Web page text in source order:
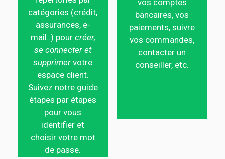
catégories (crédit,
assurances, e-
mail..) pour créer,
se connecter et
supprimer votre
espace client.
Suivez notre guide
étapes par étapes
pour vous
identifier et
choisir votre mot
de passe.
vos comptes
bancaires, vos
paiements, suivre
vos commandes,
contacter un
conseiller, etc.